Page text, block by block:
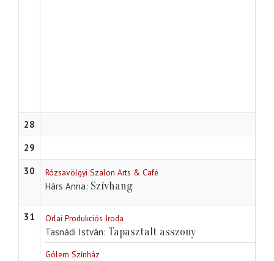
28
29
30
Rózsavölgyi Szalon Arts & Café
Hárs Anna Szívhang
31 Orlai Produkciós Iroda
Tasnádi István Tapasztalt asszony
Gólem Színház